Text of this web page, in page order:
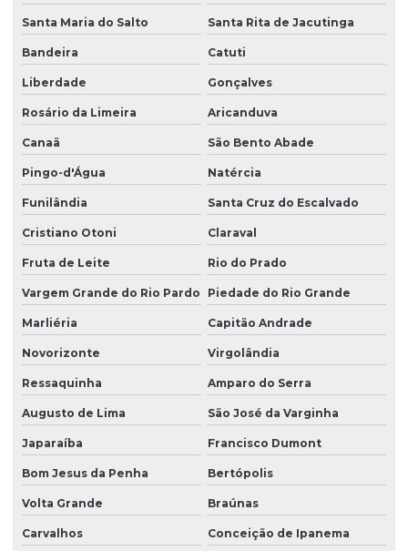
Santa Maria do Salto Santa Rita de Jacutinga
Bandeira Catuti
Liberdade Gonçalves
Rosário da Limeira Aricanduva
Canaã São Bento Abade
Pingo-d'Água Natércia
Funilândia Santa Cruz do Escalvado
Cristiano Otoni Claraval
Fruta de Leite Rio do Prado
Vargem Grande do Rio Pardo Piedade do Rio Grande
Marliéria Capitão Andrade
Novorizonte Virgolândia
Ressaquinha Amparo do Serra
Augusto de Lima São José da Varginha
Japaraíba Francisco Dumont
Bom Jesus da Penha Bertópolis
Volta Grande Braúnas
Carvalhos Conceição de Ipanema